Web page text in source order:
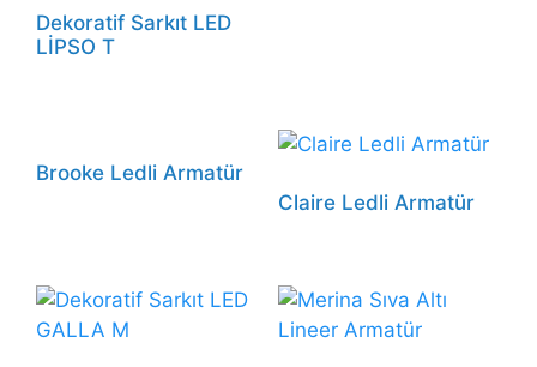
Dekoratif Sarkıt LED
LİPSO T
Brooke Ledli Armatür
Claire Ledli Armatür